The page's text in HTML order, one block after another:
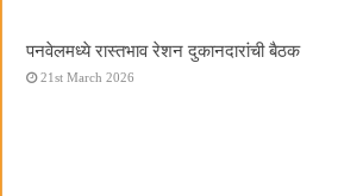
पनवेलमध्ये रास्तभाव रेशन दुकानदारांची बैठक
21st March 2026